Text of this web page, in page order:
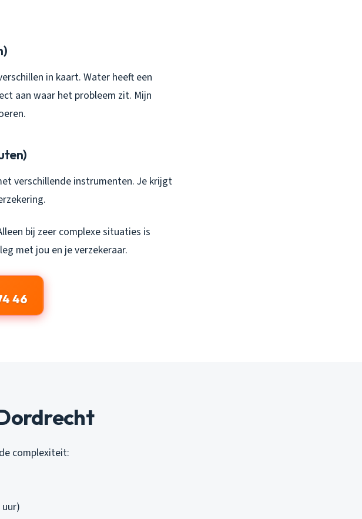
in kaart. Water heeft een
aan waar het probleem zit. Mijn
verschillende instrumenten. Je krijgt
bij zeer complexe situaties is
met jou en je verzekeraar.
46
complexiteit: